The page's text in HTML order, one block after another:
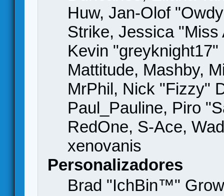
Huw, Jan-Olof
Strike, Jessica
Kevin
Mattitude, Mashby,
MrPhil, Nick "Fizzy"
Paul_Pauline, Piro
RedOne, S-Ace,
xenovanis
Personalizadores
Brad "IchBin™"